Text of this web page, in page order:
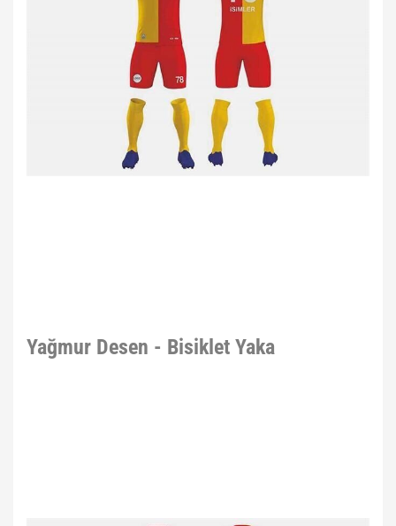
Yağmur Desen - Bisiklet Yaka